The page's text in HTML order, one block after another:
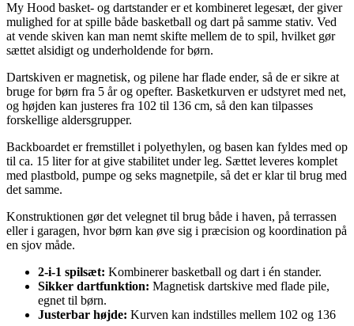
My Hood basket- og dartstander er et kombineret legesæt, der giver
mulighed for at spille både basketball og dart på samme stativ. Ved
at vende skiven kan man nemt skifte mellem de to spil, hvilket gør
sættet alsidigt og underholdende for børn.
Dartskiven er magnetisk, og pilene har flade ender, så de er sikre at
bruge for børn fra 5 år og opefter. Basketkurven er udstyret med net,
og højden kan justeres fra 102 til 136 cm, så den kan tilpasses
forskellige aldersgrupper.
Backboardet er fremstillet i polyethylen, og basen kan fyldes med op
til ca. 15 liter for at give stabilitet under leg. Sættet leveres komplet
med plastbold, pumpe og seks magnetpile, så det er klar til brug med
det samme.
Konstruktionen gør det velegnet til brug både i haven, på terrassen
eller i garagen, hvor børn kan øve sig i præcision og koordination på
en sjov måde.
2-i-1 spilsæt: Kombinerer basketball og dart i én stander.
Sikker dartfunktion: Magnetisk dartskive med flade pile,
egnet til børn.
Justerbar højde: Kurven kan indstilles mellem 102 og 136